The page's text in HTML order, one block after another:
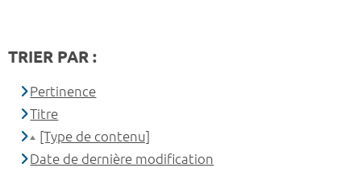
TRIER PAR :
Pertinence
Titre
[Type de contenu]
Date de dernière modification